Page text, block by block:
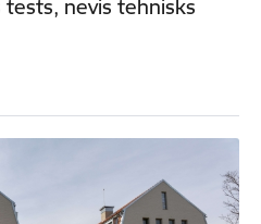
nevis tehnisks